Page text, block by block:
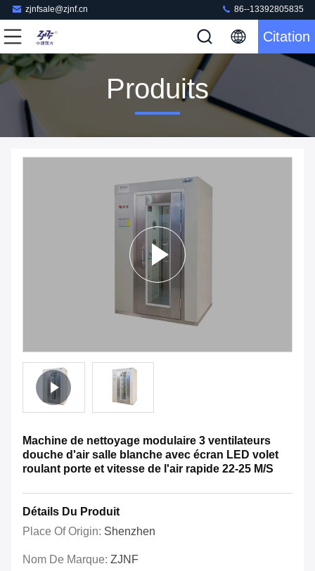
zjnfsale@zjnf.cn 86--13392805835
Citation
Produits
Machine de nettoyage modulaire 3 ventilateurs
douche d'air salle blanche avec écran LED volet
roulant porte et vitesse de l'air rapide 22-25 M/S
Détails Du Produit
Place Of Origin: Shenzhen
Nom De Marque: ZJNF